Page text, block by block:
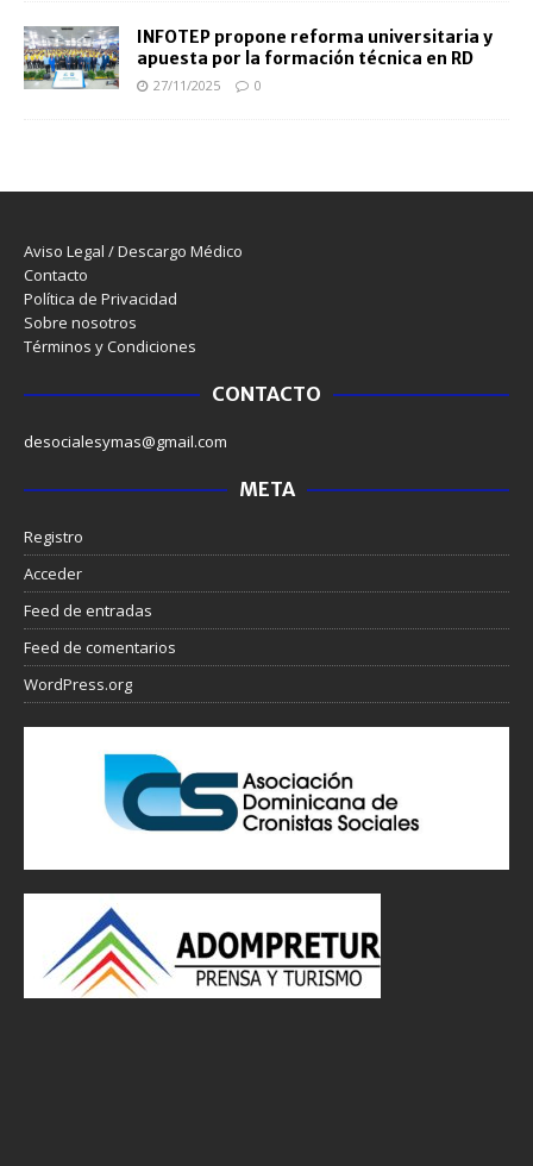
INFOTEP propone reforma universitaria y
apuesta por la formación técnica en RD
27/11/2025 0
Aviso Legal / Descargo Médico
Contacto
Política de Privacidad
Sobre nosotros
Términos y Condiciones
CONTACTO
desocialesymas@gmail.com
META
Registro
Acceder
Feed de entradas
Feed de comentarios
WordPress.org